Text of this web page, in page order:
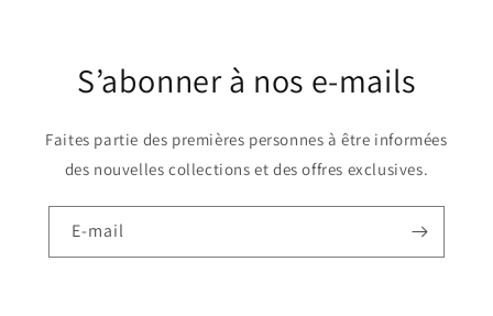
S’abonner à nos e-mails
Faites partie des premières personnes à être informées
des nouvelles collections et des offres exclusives.
E-mail